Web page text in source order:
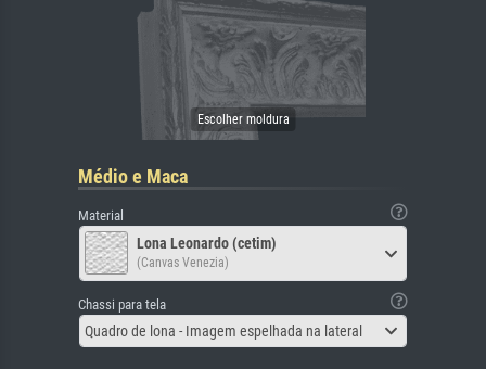
Médio e Maca
Material
Lona Leonardo (cetim)
(Canvas Venezia)
Chassi para tela
Quadro de lona - Imagem espelhada na lateral